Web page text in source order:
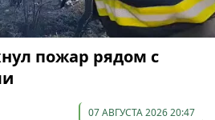
пожар рядом с
07 АВГУСТА 2026 20:47